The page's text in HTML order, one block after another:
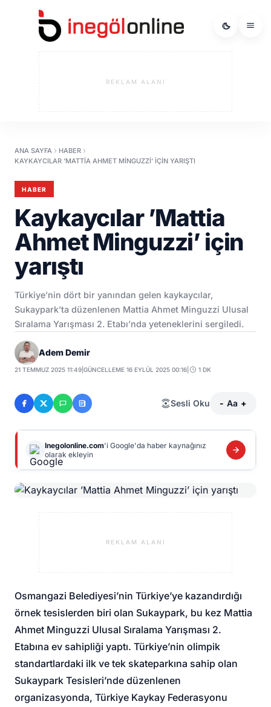
REKLAM ALANI
ANA SAYFA
HABER
KAYKAYCILAR ’MATTIA AHMET MINGUZZI’ IÇIN YARIŞTI
HABER
Kaykaycılar ’Mattia
Ahmet Minguzzi’ için
yarıştı
Türkiye’nin dört bir yanından gelen kaykaycılar,
Sukaypark’ta düzenlenen Mattia Ahmet Minguzzi Ulusal
Sıralama Yarışması 2. Etabı’nda yeteneklerini sergiledi.
Adem Demir
21 TEMMUZ 2025 11:49 |GÜNCELLEME 16 EYLÜL 2025 00:16 1 DK
Sesli Oku - Aa +
Inegolonline.com'i Google'da haber kaynağınız
olarak ekleyin
REKLAM ALANI
Osmangazi Belediyesi’nin Türkiye’ye kazandırdığı
örnek tesislerden biri olan Sukaypark, bu kez Mattia
Ahmet Minguzzi Ulusal Sıralama Yarışması 2.
Etabına ev sahipliği yaptı. Türkiye’nin olimpik
standartlardaki ilk ve tek skateparkına sahip olan
Sukaypark Tesisleri’nde düzenlenen
organizasyonda, Türkiye Kaykay Federasyonu